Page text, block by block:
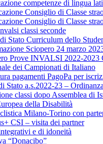
competenze di lingua
Consiglio di Classe
Consiglio di Classe
classi seconde
Stato Curriculum dello
Sciopero 24 marzo
Prove INVALSI 2022-2023
dei Campionati di Italiano
pagamenti PagoPa per
Stato a.s.2022-23 –
classi dopo Assemblea di
della Disabilità
Milano-Torino con
CSI – visita dei partner
e di idoneità
“Donacibo”